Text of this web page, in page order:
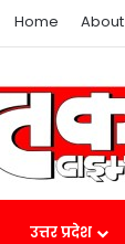
Home About
उत्तर प्रदेश